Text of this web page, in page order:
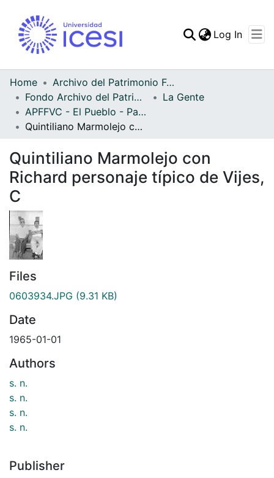
Statistics
Log In
Home
Archivo del Patrimonio Fotográfico y Fílmico del Valle del Cauca
Fondo Archivo del Patrimonio Fotográfico y Fílmico del Valle del Cauca
La Gente
APFFVC - El Pueblo - Patrimonial
Quintiliano Marmolejo con Richard personaje típico de Vijes, C
Quintiliano Marmolejo con
Richard personaje típico de Vijes,
C
Files
0603934.JPG (9.31 KB)
Date
1965-01-01
Authors
s. n.
s. n.
s. n.
s. n.
Publisher